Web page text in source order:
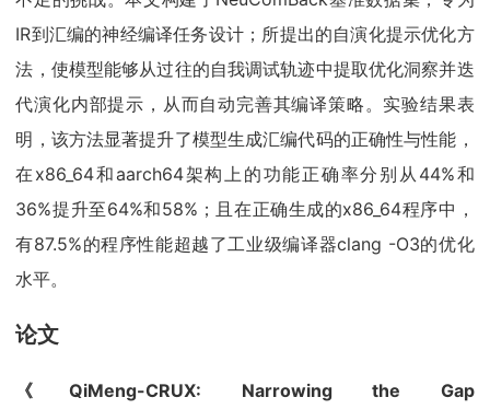
IR到汇编的神经编译任务设计；所提出的自演化提示优化方
法，使模型能够从过往的自我调试轨迹中提取优化洞察并迭
代演化内部提示，从而自动完善其编译策略。实验结果表
明，该方法显著提升了模型生成汇编代码的正确性与性能，
在x86_64和aarch64架构上的功能正确率分别从44%和
36%提升至64%和58%；且在正确生成的x86_64程序中，
有87.5%的程序性能超越了工业级编译器clang -O3的优化
水平。
论文
《QiMeng-CRUX: Narrowing the Gap